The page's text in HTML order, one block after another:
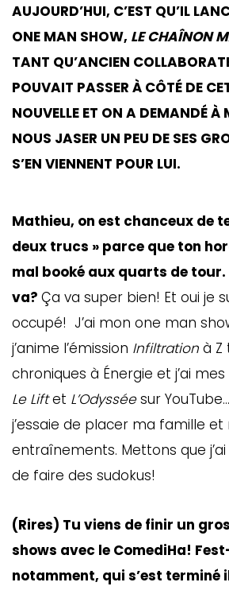
AUJOURD’HUI, C’EST QU’IL
ONE MAN SHOW, LE CHAÎNON
TANT QU’ANCIEN
POUVAIT PASSER À CÔTÉ DE
NOUVELLE ET ON A DEMANDÉ À
NOUS JASER UN PEU DE SES
S’EN VIENNENT POUR LUI.
Mathieu, on est chanceux de
deux trucs » parce que ton
mal booké aux quarts de
va? Ça va super bien! Et oui je
occupé! J’ai mon one man
j’anime l’émission Infiltration à Z
chroniques à Énergie et j’ai
Le Liftet L’Odysséesur
j’essaie de placer ma famille et
entraînements. Mettons que
de faire des sudokus!
(Rires) Tu viens de finir un
shows avec le ComediHa!
notamment, qui s’est terminé